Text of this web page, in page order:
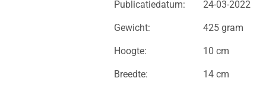
Publicatiedatum: 24-03-2022
Gewicht: 425 gram
Hoogte: 10 cm
Breedte: 14 cm